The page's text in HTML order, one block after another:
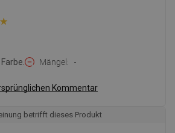
Mängel -
Kommentar
betrifft dieses Produkt